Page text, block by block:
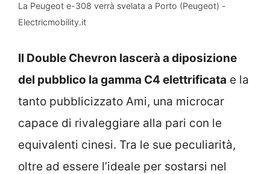
La Peugeot e-308 verrà svelata a Porto (Peugeot) -
Electricmobility.it
Il Double Chevron lascerà a diposizione
del pubblico la gamma C4 elettrificata e la
tanto pubblicizzato Ami, una microcar
capace di rivaleggiare alla pari con le
equivalenti cinesi. Tra le sue peculiarità,
oltre ad essere l’ideale per sostarsi nel